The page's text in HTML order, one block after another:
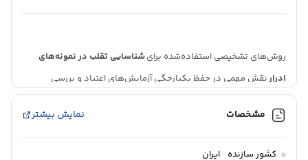
روش‌های تشخیصی استفاده‌شده برایشناسایی تقلب در نمونه‌های
ادرارنقش مهمی در حفظ یکپارچگی آزمایش‌های اعتیاد و بررسی
دقیقی در مورد استفاده از
نوارهای شناسایی تقلب در ادرارارائه
مشخصات نمایش بیشتر
کشور سازنده ایران